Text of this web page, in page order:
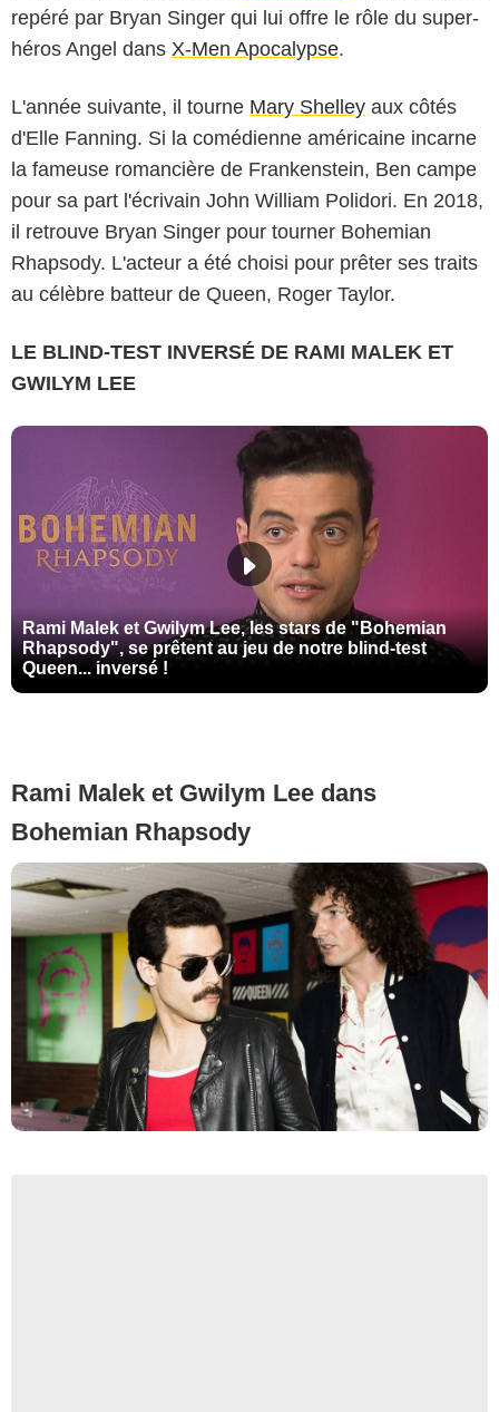
repéré par Bryan Singer qui lui offre le rôle du super-
héros Angel dans X-Men Apocalypse.
L'année suivante, il tourne Mary Shelley aux côtés
d'Elle Fanning. Si la comédienne américaine incarne
la fameuse romancière de Frankenstein, Ben campe
pour sa part l'écrivain John William Polidori. En 2018,
il retrouve Bryan Singer pour tourner Bohemian
Rhapsody. L'acteur a été choisi pour prêter ses traits
au célèbre batteur de Queen, Roger Taylor.
LE BLIND-TEST INVERSÉ DE RAMI MALEK ET
GWILYM LEE
Rami Malek et Gwilym Lee, les stars de "Bohemian
Rhapsody", se prêtent au jeu de notre blind-test
Queen... inversé !
Rami Malek et Gwilym Lee dans
Bohemian Rhapsody